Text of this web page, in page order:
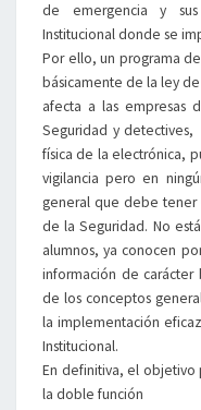
de emergencia y
Institucional donde se
Por ello, un programa
básicamente de la ley
afecta a las empresas
Seguridad y
física de la electrónica,
vigilancia pero en
general que debe tener
de la Seguridad. No
alumnos, ya conocen
información de carácter
de los conceptos
la implementación
Institucional.
En definitiva, el objetivo
la doble función